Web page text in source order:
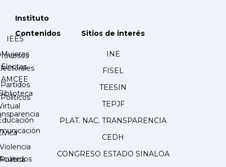
Instituto
IEES
Partidos
Políticos
Contenidos
Mujeres
Electas
AMCEE
Violencia
Política
Sitios de interés
INE
FISEL
TEESIN
TEPJF
PLAT. NAC. TRANSPARENCIA
CEDH
CONGRESO ESTADO SINALOA